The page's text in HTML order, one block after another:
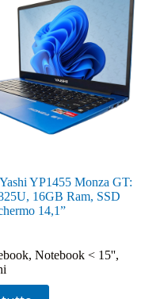
YP1455 Monza GT:
16GB Ram, SSD
14,1”
, Notebook < 15'',